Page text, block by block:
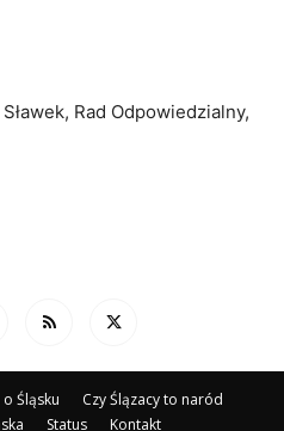
Rad Odpowiedzialny,
Śląsku
Czy Ślązacy to naród
Status Kontakt